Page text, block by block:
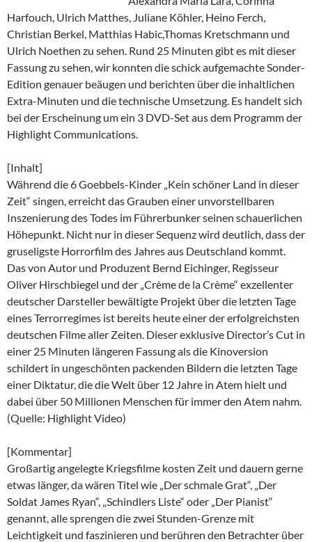
Harfouch, Ulrich Matthes, Juliane Köhler, Heino Ferch,
Christian Berkel, Matthias Habic,Thomas Kretschmann und
Ulrich Noethen zu sehen. Rund 25 Minuten gibt es mit dieser
Fassung zu sehen, wir konnten die schick aufgemachte Sonder-
Edition genauer beäugen und berichten über die inhaltlichen
Extra-Minuten und die technische Umsetzung. Es handelt sich
bei der Erscheinung um ein 3 DVD-Set aus dem Programm der
Highlight Communications.
[Inhalt]
Während die 6 Goebbels-Kinder „Kein schöner Land in dieser
Zeit“ singen, erreicht das Grauben einer unvorstellbaren
Inszenierung des Todes im Führerbunker seinen schauerlichen
Höhepunkt. Nicht nur in dieser Sequenz wird deutlich, dass der
gruseligste Horrorfilm des Jahres aus Deutschland kommt.
Das von Autor und Produzent Bernd Eichinger, Regisseur
Oliver Hirschbiegel und der „Crème de la Crème“ exzellenter
deutscher Darsteller bewältigte Projekt über die letzten Tage
eines Terrorregimes ist bereits heute einer der erfolgreichsten
deutschen Filme aller Zeiten. Dieser exklusive Director’s Cut in
einer 25 Minuten längeren Fassung als die Kinoversion
schildert in ungeschönten packenden Bildern die letzten Tage
einer Diktatur, die die Welt über 12 Jahre in Atem hielt und
dabei über 50 Millionen Menschen für immer den Atem nahm.
(Quelle: Highlight Video)
[Kommentar]
Großartig angelegte Kriegsfilme kosten Zeit und dauern gerne
etwas länger, da wären Titel wie „Der schmale Grat“, „Der
Soldat James Ryan“, „Schindlers Liste“ oder „Der Pianist“
genannt, alle sprengen die zwei Stunden-Grenze mit
Leichtigkeit und faszinieren und berühren den Betrachter über